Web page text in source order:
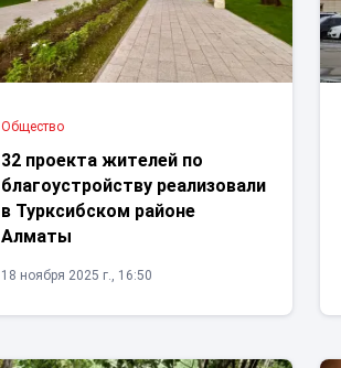
Общество
32 проекта жителей по
благоустройству реализовали
в Турксибском районе
Алматы
18 ноября 2025 г., 16:50